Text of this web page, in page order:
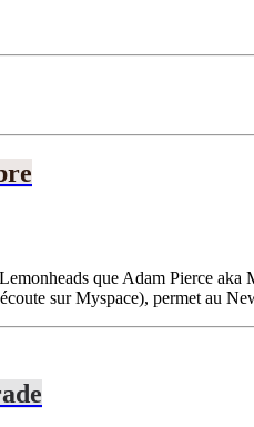
Lemonheads que Adam Pierce
sur Myspace), permet au